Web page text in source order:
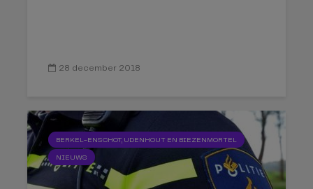
28 december 2018
BERKEL-ENSCHOT, UDENHOUT EN BIEZENMORTEL
NIEUWS